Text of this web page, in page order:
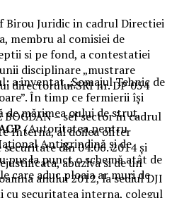
Birou Juridic in cadrul Directiei
membru al comisiei de
si pe fond, a contestatiei
disciplinare „mustrare
directorului SRI nr. DP 054
BOGDAN – sef sector in cadrul
Interna, al doilea ofiter
din 04.06. 2014 şi
abuziva si de un
anului 2012, la sediul DJI
securitatea interna, colegul
a inventat „Șomajul Tehnic de
În timp ce fermierii își
de mărimea oului de struț,
(Autoritatea pentru
Antigrindină și de
pus la punct o schemă atât de
care aduc ploaia ar muri de